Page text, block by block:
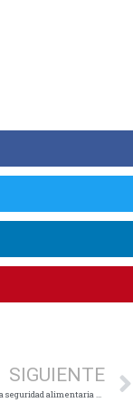
SIGUIENTE
¿Quién gestiona la seguridad alimentaria de la entrega de alimentos?